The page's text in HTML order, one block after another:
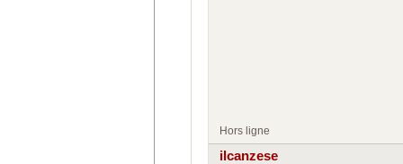
Hors ligne
ilcanzese